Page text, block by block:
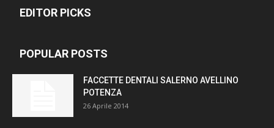
EDITOR PICKS
POPULAR POSTS
FACCETTE DENTALI SALERNO AVELLINO
POTENZA
26 Aprile 2014